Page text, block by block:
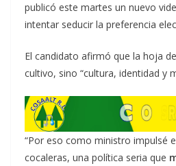
publicó este martes un nuevo
intentar seducir la preferencia
El candidato afirmó que la hoja
cultivo, sino “cultura, identidad y
“Por eso como ministro impulsé
cocaleras, una política seria que